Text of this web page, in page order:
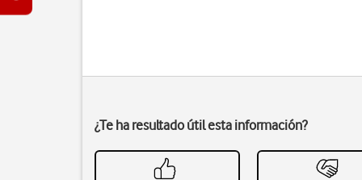
¿Te ha resultado útil esta información?